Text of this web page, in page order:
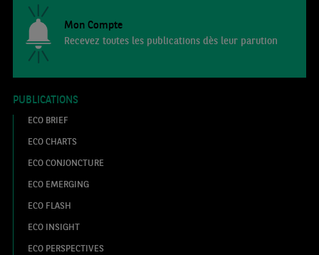
Mon Compte
Recevez toutes les publications dès leur parution
PUBLICATIONS
ECO BRIEF
ECO CHARTS
ECO CONJONCTURE
ECO EMERGING
ECO FLASH
ECO INSIGHT
ECO PERSPECTIVES